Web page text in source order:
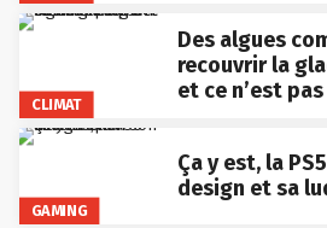
CLIMAT
Des algues
recouvrir la
et ce n’est
GAMING
Ça y est, la
design et sa